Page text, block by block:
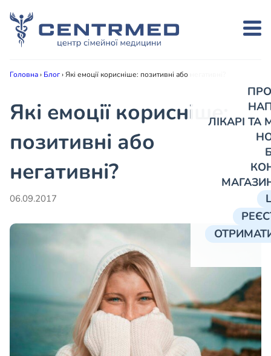
ЛІКАРІ
Головна› Блог›Які емоції корисніше: позитивні або негативні?
Які емоції корисніше:
позитивні або
негативні?
06.09.2017